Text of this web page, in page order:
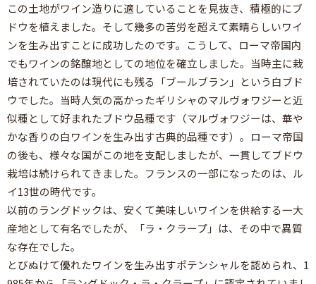
この土地がワイン造りに適していることを見抜き、積極的にブ
ドウを植えました。そして幾多の苦労を超えて素晴らしいワイ
ンを生み出すことに成功したのです。こうして、ローマ帝国内
でもワインの銘醸地としての地位を確立しました。当時主に栽
培されていたのは現代にも残る「ブールブラン」という白ブド
ウでした。当時人気の高かったギリシャのマルヴォワジーと近
似種として好まれたブドウ品種です（マルヴォワジーは、華や
かな香りの白ワインを生み出す古典的品種です）。ローマ帝国
の後も、様々な国がこの地を支配しましたが、一貫してブドウ
栽培は続けられてきました。フランスの一部になったのは、ル
イ13世の時代です。
以前のラングドックは、安くて美味しいワインを供給する一大
産地として有名でしたが、「ラ・クラープ」は、その中で異質
な存在でした。
とびぬけて優れたワインを生み出すポテンシャルを認められ、1